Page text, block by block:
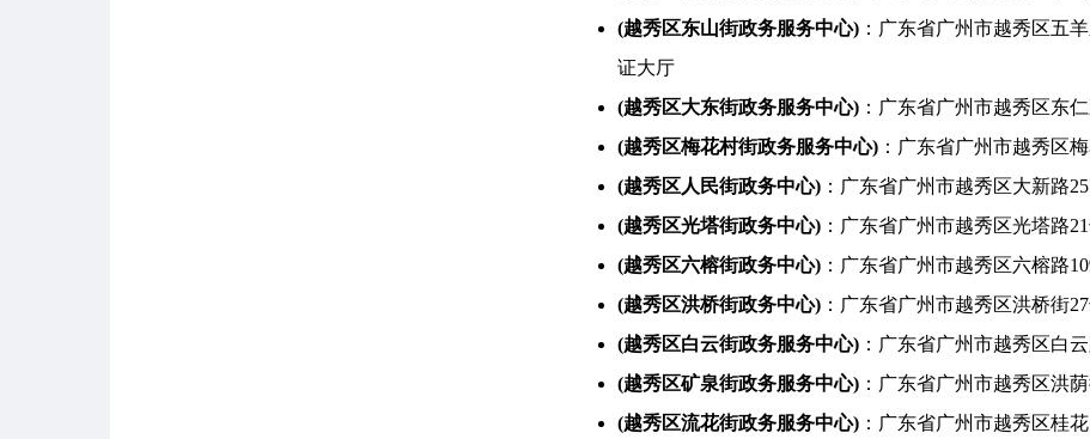
(越秀区东山街政务服务中心) ：广东省广州市越秀区五
证大厅
(越秀区大东街政务服务中心) ：广东省广州市越秀区东
(越秀区梅花村街政务服务中心) ：广东省广州市越秀区
(越秀区人民街政务中心) ：广东省广州市越秀区大新路
(越秀区光塔街政务中心) ：广东省广州市越秀区光塔路
(越秀区六榕街政务中心) ：广东省广州市越秀区六榕路
(越秀区洪桥街政务中心) ：广东省广州市越秀区洪桥街
(越秀区白云街政务服务中心) ：广东省广州市越秀区白
(越秀区矿泉街政务服务中心) ：广东省广州市越秀区洪
(越秀区流花街政务服务中心) ：广东省广州市越秀区桂